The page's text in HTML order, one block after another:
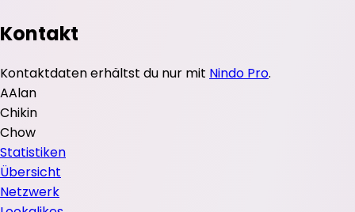
Kontakt
Kontaktdaten erhältst du nur mit Nindo Pro.
AAlan
Chikin
Chow
Statistiken
Übersicht
Netzwerk